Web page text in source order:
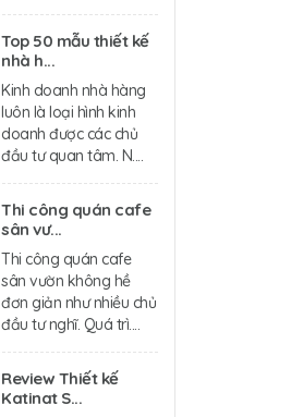
Top 50 mẫu thiết kế
nhà h...
Kinh doanh nhà hàng
luôn là loại hình kinh
doanh được các chủ
đầu tư quan tâm. N....
Thi công quán cafe
sân vư...
Thi công quán cafe
sân vườn không hề
đơn giản như nhiều chủ
đầu tư nghĩ. Quá trì....
Review Thiết kế
Katinat S...